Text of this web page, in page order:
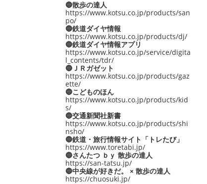
🔵散歩の達人
https://www.kotsu.co.jp/products/san
po/
🔵鉄道ダイヤ情報
https://www.kotsu.co.jp/products/dj/
🔵鉄道ダイヤ情報アプリ
https://www.kotsu.co.jp/service/digita
l_contents/tdr/
🔵ＪＲガゼット
https://www.kotsu.co.jp/products/gaz
ette/
🔵こどものほん
https://www.kotsu.co.jp/products/kid
s/
🔵交通新聞社新書
https://www.kotsu.co.jp/products/shi
nsho/
🔵鉄道・旅行情報サイト「トレたび」
https://www.toretabi.jp/
🔵さんたつ ｂｙ 散歩の達人
https://san-tatsu.jp/
🔵中央線が好きだ。 × 散歩の達人
https://chuosuki.jp/